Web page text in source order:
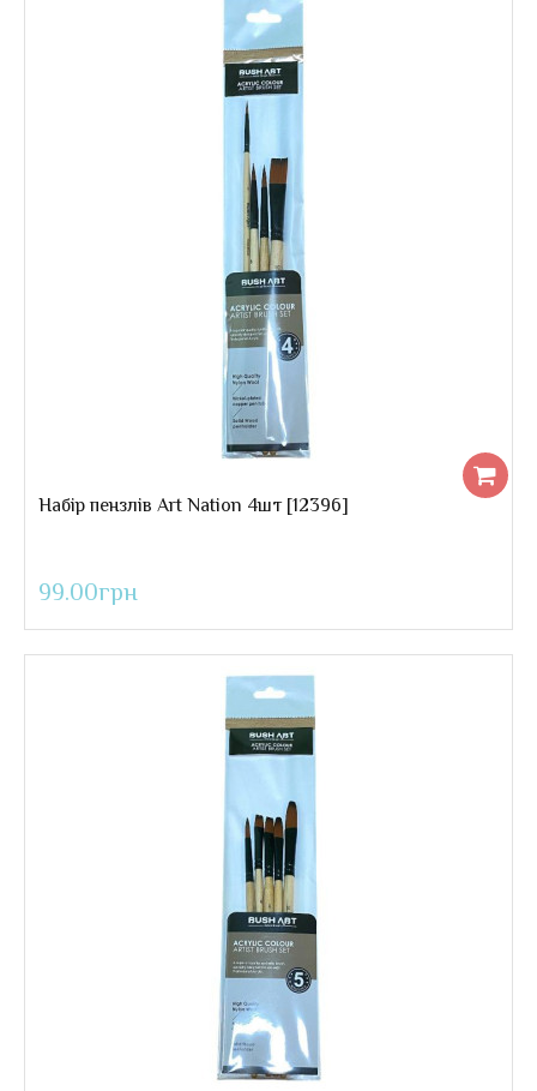
Набір пензлів плоских синтетика 12шт
220.00грн
Набір пензлів Art Nation 4шт [12396]
99.00грн